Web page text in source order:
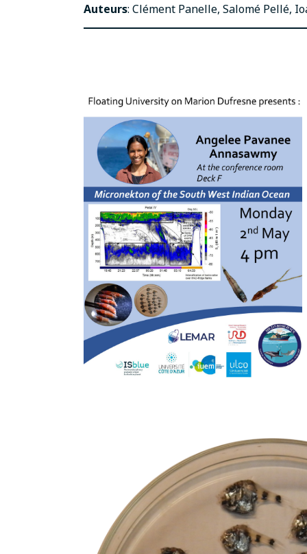
Auteurs: Clément Panelle, Salomé Pellé,